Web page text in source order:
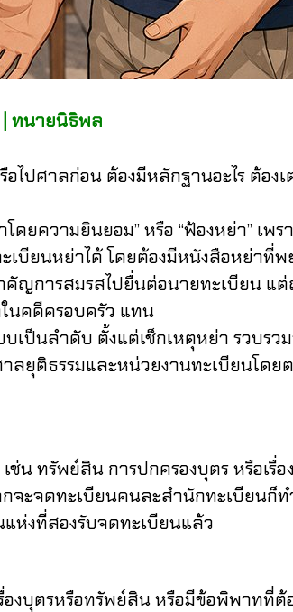
ทนายนิธิพล
าลก่อน ต้องมีหลักฐานอะไร ต้องเต
ามยินยอม” หรือ “ฟ้องหย่า” เพร
บียนหย่าได้ โดยต้องมีหนังสือหย่าที่
การสมรสไปยื่นต่อนายทะเบียน แต่
นคดีครอบครัว แทน
ลำดับ ตั้งแต่เช็กเหตุหย่า รวบรวม
ลยุติธรรมและหน่วยงานทะเบียนโดย
รัพย์สิน การปกครองบุตร หรือเรื่อง
จะจดทะเบียนคนละสำนักทะเบียนก็
ห่งที่สองรับจดทะเบียนแล้ว
บุตรหรือทรัพย์สิน หรือมีข้อพิพาทที่ต้